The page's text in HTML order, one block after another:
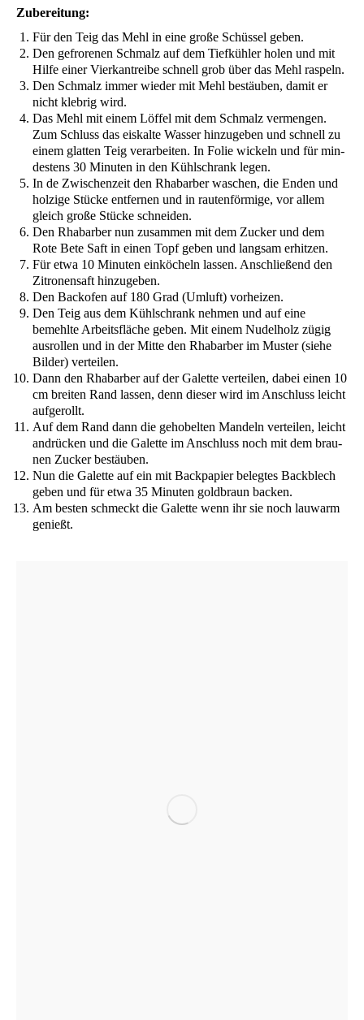
Zube­rei­tung:
Für den Teig das Mehl in eine gro­ße Schüs­sel geben.
Den gefro­re­nen Schmalz auf dem Tief­küh­ler holen und mit
Hil­fe einer Vier­kan­trei­be schnell grob über das Mehl raspeln.
Den Schmalz immer wie­der mit Mehl bestäu­ben, damit er
nicht kleb­rig wird.
Das Mehl mit einem Löf­fel mit dem Schmalz ver­men­gen.
Zum Schluss das eis­kal­te Was­ser hin­zu­ge­ben und schnell zu
einem glat­ten Teig ver­ar­bei­ten. In Folie wickeln und für min­
des­tens 30 Minu­ten in den Kühl­schrank legen.
In de Zwi­schen­zeit den Rha­bar­ber waschen, die Enden und
hol­zi­ge Stü­cke ent­fer­nen und in rau­ten­för­mi­ge, vor allem
gleich gro­ße Stü­cke schneiden.
Den Rha­bar­ber nun zusam­men mit dem Zucker und dem
Rote Bete Saft in einen Topf geben und lang­sam erhitzen.
Für etwa 10 Minu­ten ein­kö­cheln las­sen. Anschlie­ßend den
Zitro­nen­saft hinzugeben.
Den Back­ofen auf 180 Grad (Umluft) vorheizen.
Den Teig aus dem Kühl­schrank neh­men und auf eine
bemehl­te Arbeits­flä­che geben. Mit einem Nudel­holz zügig
aus­rol­len und in der Mit­te den Rha­bar­ber im Mus­ter (sie­he
Bil­der) verteilen.
Dann den Rha­bar­ber auf der Galet­te ver­tei­len, dabei einen 10
cm brei­ten Rand las­sen, denn die­ser wird im Anschluss leicht
aufgerollt.
Auf dem Rand dann die geho­bel­ten Man­deln ver­tei­len, leicht
andrü­cken und die Galet­te im Anschluss noch mit dem brau­
nen Zucker bestäuben.
Nun die Galet­te auf ein mit Back­pa­pier beleg­tes Back­blech
geben und für etwa 35 Minu­ten gold­braun backen.
Am bes­ten schmeckt die Galet­te wenn ihr sie noch lau­warm
genießt.